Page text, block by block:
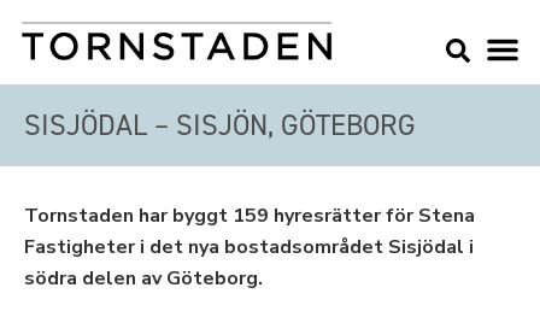
SISJÖDAL – SISJÖN, GÖTEBORG
Tornstaden har byggt 159 hyresrätter för Stena
Fastigheter i det nya bostadsområdet Sisjödal i
södra delen av Göteborg.